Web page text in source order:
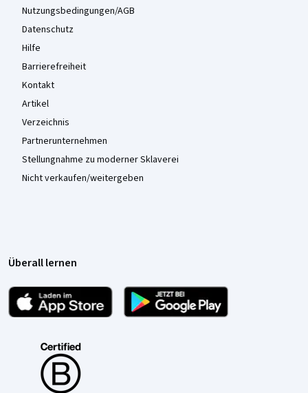
Nutzungsbedingungen/AGB
Datenschutz
Hilfe
Barrierefreiheit
Kontakt
Artikel
Verzeichnis
Partnerunternehmen
Stellungnahme zu moderner Sklaverei
Nicht verkaufen/weitergeben
Überall lernen